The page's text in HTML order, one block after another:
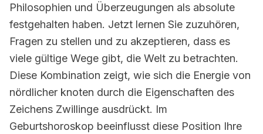
Philosophien und Überzeugungen als absolute
festgehalten haben. Jetzt lernen Sie zuzuhören,
Fragen zu stellen und zu akzeptieren, dass es
viele gültige Wege gibt, die Welt zu betrachten.
Diese Kombination zeigt, wie sich die Energie von
nördlicher knoten durch die Eigenschaften des
Zeichens Zwillinge ausdrückt. Im
Geburtshoroskop beeinflusst diese Position Ihre